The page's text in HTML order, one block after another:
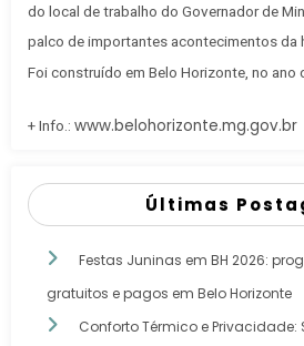
do local de trabalho do Governador de
palco de importantes acontecimentos da
Foi construído em Belo Horizonte, no ano
+ Info.: www.belohorizonte.mg.gov.br
Últimas
Festas Juninas em BH 2026:
gratuitos e pagos em Belo Horizonte
Conforto Térmico e Privacidade: